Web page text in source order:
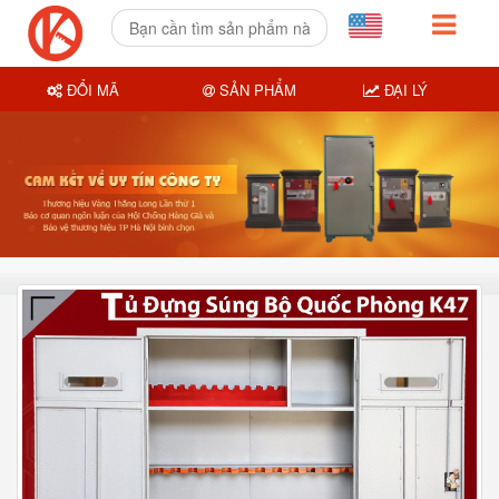
ĐỔI MÃ SẢN PHẨM ĐẠI LÝ